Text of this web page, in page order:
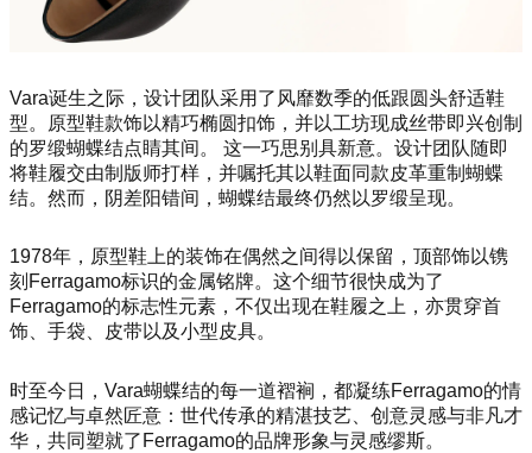
Vara诞生之际，设计团队采用了风靡数季的低跟圆头舒适鞋
型。原型鞋款饰以精巧椭圆扣饰，并以工坊现成丝带即兴创制
的罗缎蝴蝶结点睛其间。 这一巧思别具新意。设计团队随即
将鞋履交由制版师打样，并嘱托其以鞋面同款皮革重制蝴蝶
结。然而，阴差阳错间，蝴蝶结最终仍然以罗缎呈现。
1978年，原型鞋上的装饰在偶然之间得以保留，顶部饰以镌
刻Ferragamo标识的金属铭牌。这个细节很快成为了
Ferragamo的标志性元素，不仅出现在鞋履之上，亦贯穿首
饰、手袋、皮带以及小型皮具。
时至今日，Vara蝴蝶结的每一道褶裥，都凝练Ferragamo的情
感记忆与卓然匠意：世代传承的精湛技艺、创意灵感与非凡才
华，共同塑就了Ferragamo的品牌形象与灵感缪斯。